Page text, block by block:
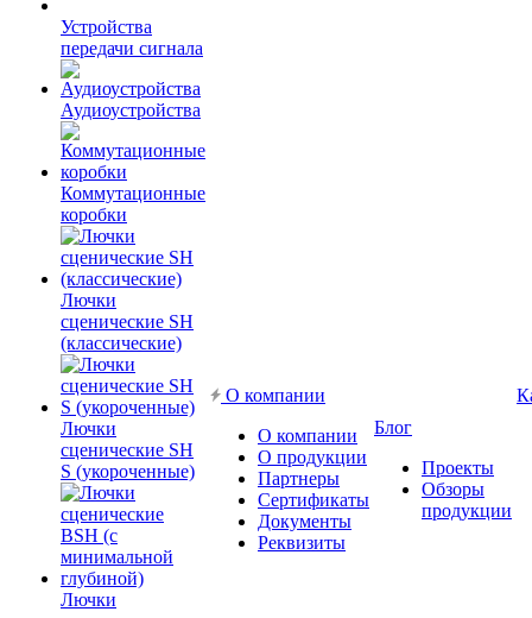
Устройства
передачи сигнала
Аудиоустройства
Коммутационные
коробки
Лючки
сценические SH
(классические)
Лючки
сценические SH
S (укороченные)
Лючки
О компании
О компании
О продукции
Партнеры
Сертификаты
Документы
Реквизиты
Блог
Проекты
Обзоры
продукции